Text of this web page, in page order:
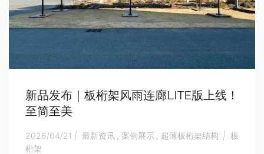
新品发布｜板桁架风雨连廊LITE版上线！
至简至美
2026/04/21 | 最新资讯 案例展示 超薄板桁架结构 | 板
桁架